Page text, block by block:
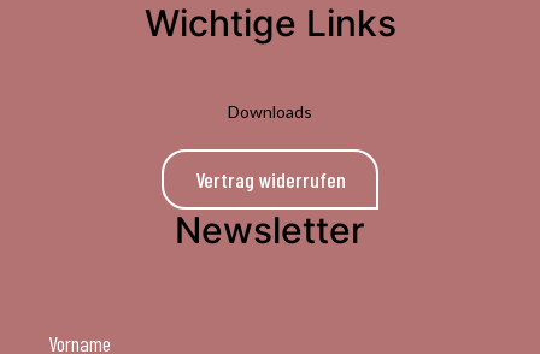
Wichtige Links
Downloads
Vertrag widerrufen
Newsletter
Vorname